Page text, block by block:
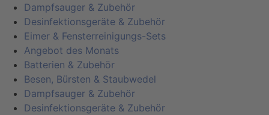
Dampfsauger & Zubehör
Desinfektionsgeräte & Zubehör
Eimer & Fensterreinigungs-Sets
Angebot des Monats
Batterien & Zubehör
Besen, Bürsten & Staubwedel
Dampfsauger & Zubehör
Desinfektionsgeräte & Zubehör